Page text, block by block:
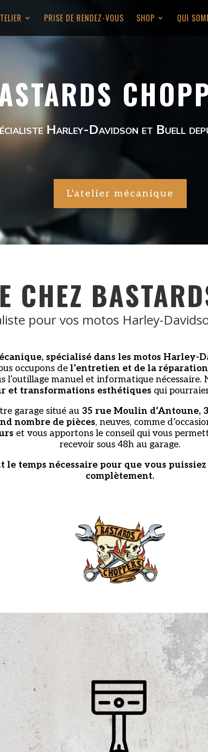
PRISE DE RENDEZ-VOUS SHOP QUI
Harley-Davidson et Buell
L'atelier mécanique
CHEZ
pour vos motos Harley-
spécialisé dans les motos Harley-
occupons de l’entretien et de la réparation
l’outillage manuel et informatique nécessaire.
et transformations esthétiques qui
garage situé au 35 rue Moulin d’Antoune,
nombre de pièces, neuves, comme
et vous apportons le conseil qui vous
recevoir sous 48h au garage.
le temps nécessaire pour que vous
complètement.